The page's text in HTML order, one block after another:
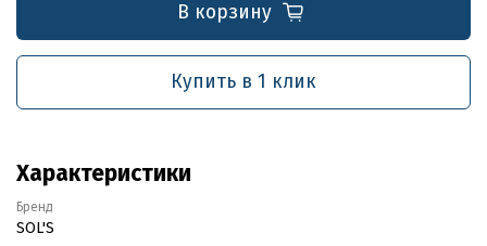
В корзину
Купить в 1 клик
Характеристики
Бренд
SOL'S